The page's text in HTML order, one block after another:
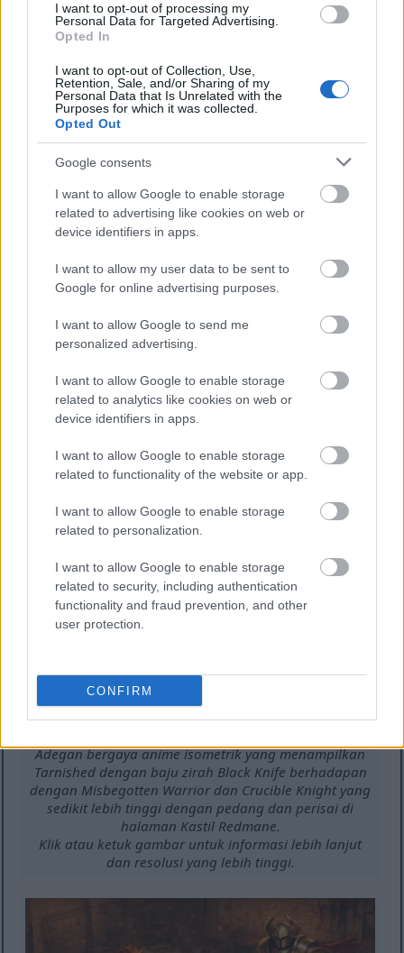
I want to opt-out of processing my
Personal Data for Targeted Advertising.
Opted In
I want to opt-out of Collection, Use,
Retention, Sale, and/or Sharing of my
Personal Data that Is Unrelated with the
Purposes for which it was collected.
Opted Out
Google consents
I want to allow Google to enable storage
related to advertising like cookies on web or
device identifiers in apps.
I want to allow my user data to be sent to
Google for online advertising purposes.
I want to allow Google to send me
personalized advertising.
I want to allow Google to enable storage
related to analytics like cookies on web or
device identifiers in apps.
I want to allow Google to enable storage
related to functionality of the website or app.
I want to allow Google to enable storage
related to personalization.
I want to allow Google to enable storage
related to security, including authentication
functionality and fraud prevention, and other
user protection.
CONFIRM
Gambar bergaya anime dari Tarnished yang dilihat
dari belakang di sebelah kiri, menghadap
Misbegotten Warrior dan Crucible Knight dengan
pedang dan perisai di halaman reruntuhan Kastil
Redmane.
Klik atau ketuk gambar untuk informasi lebih lanjut
dan resolusi yang lebih tinggi.
Gambar fan art bergaya anime yang menampilkan
Tarnished bertarung melawan Crucible Knight dan
Klik atau ketuk gambar untuk informasi lebih lanjut
dan resolusi yang lebih tinggi.
Adegan bergaya anime isometrik yang menampilkan
Tarnished dengan baju zirah Black Knife berhadapan
dengan Misbegotten Warrior dan Crucible Knight yang
sedikit lebih tinggi dengan pedang dan perisai di
halaman Kastil Redmane.
Klik atau ketuk gambar untuk informasi lebih lanjut
dan resolusi yang lebih tinggi.